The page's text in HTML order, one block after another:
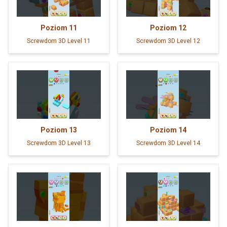
Poziom 11
Screwdom 3D Level 11
Poziom 12
Screwdom 3D Level 12
Poziom 13
Screwdom 3D Level 13
Poziom 14
Screwdom 3D Level 14